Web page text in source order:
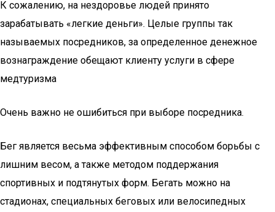
К сожалению, на нездоровье людей принято
зарабатывать «легкие деньги». Целые группы так
называемых посредников, за определенное денежное
вознаграждение обещают клиенту услуги в сфере
медтуризма
Очень важно не ошибиться при выборе посредника.
Бег является весьма эффективным способом борьбы с
лишним весом, а также методом поддержания
спортивных и подтянутых форм. Бегать можно на
стадионах, специальных беговых или велосипедных